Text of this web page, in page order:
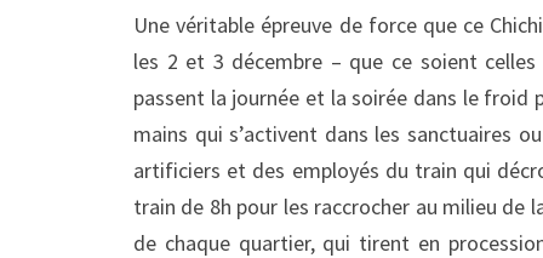
Une véritable épreuve de force que ce
les 2 et 3 décembre – que ce soient
passent la journée et la soirée dans le froid
mains qui s’activent dans les sanctuaires
artificiers et des employés du train qui
train de 8h pour les raccrocher au milieu
de chaque quartier, qui tirent en